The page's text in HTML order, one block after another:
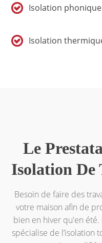
Isolation phonique
Isolation
Le
Isolation De
Besoin de faire des
votre maison afin de
bien en hiver qu'en
spécialise de l’isolation